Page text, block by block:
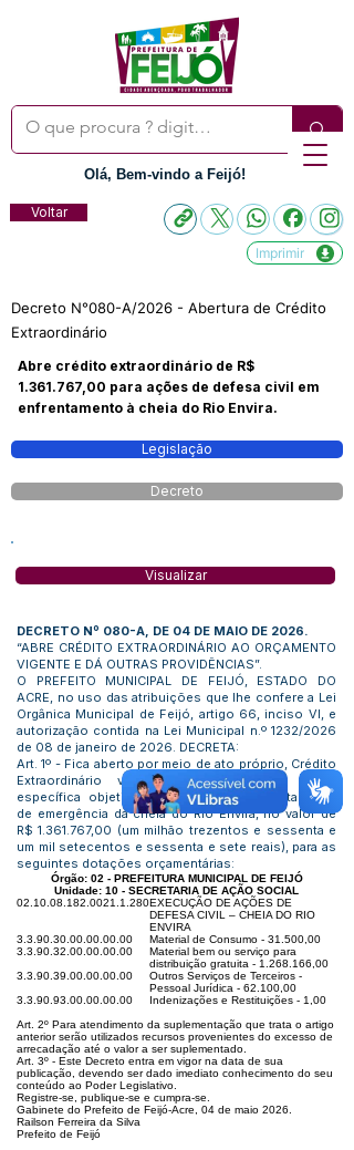
Olá, Bem-vindo a Feijó!
Voltar
Imprimir
Decreto N°080-A/2026 - Abertura de Crédito
Extraordinário
Abre crédito extraordinário de R$
1.361.767,00 para ações de defesa civil em
enfrentamento à cheia do Rio Envira.
Legislação
Decreto
Visualizar
DECRETO Nº 080-A, DE 04 DE MAIO DE 2026.
“ABRE CRÉDITO EXTRAORDINÁRIO AO ORÇAMENTO
VIGENTE E DÁ OUTRAS PROVIDÊNCIAS”.
O PREFEITO MUNICIPAL DE FEIJÓ, ESTADO DO
ACRE, no uso das atribuições que lhe confere a Lei
Orgânica Municipal de Feijó, artigo 66, inciso VI, e
autorização contida na Lei Municipal n.º 1232/2026
de 08 de janeiro de 2026. DECRETA:
Art. 1º - Fica aberto por meio de ato próprio, Crédito
Extraordinário visando à inclusão de Ação
específica objetivando ações para enfrentamento
de emergência da cheia do Rio Envira, no valor de
R$1.361.767,00 (um milhão trezentos e sessenta e
um mil setecentos e sessenta e sete reais), para as
seguintes dotações orçamentárias:
Órgão: 02 - PREFEITURA MUNICIPAL DE FEIJÓ
Unidade: 10 - SECRETARIA DE AÇÃO SOCIAL
02.10.08.182.0021.1.280EXECUÇÃO DE AÇÕES DE
DEFESA CIVIL – CHEIA DO RIO
ENVIRA
3.3.90.30.00.00.00.00
Material de Consumo - 31.500,00
3.3.90.32.00.00.00.00
Material bem ou serviço para
distribuição gratuita - 1.268.166 ,00
3.3.90.39.00.00.00.00
Outros Serviços de Terceiros -
Pessoal Jurídica - 62.100,00
3.3.90.93.00.00.00.00
Indenizações e Restituições - 1,00
Art. 2º Para atendimento da suplementação que trata o artigo
anterior serão utilizados recursos provenientes do excesso de
arrecadação até o valor a ser suplementado.
Art. 3º - Este Decreto entra em vigor na data de sua
publicação, devendo ser dado imediato conhecimento do seu
conteúdo ao Poder Legislativo.
Registre-se, publique-se e cumpra-se.
Gabinete do Prefeito de Feijó-Acre, 04 de maio 2026.
Railson Ferreira da Silva
Prefeito de Feijó